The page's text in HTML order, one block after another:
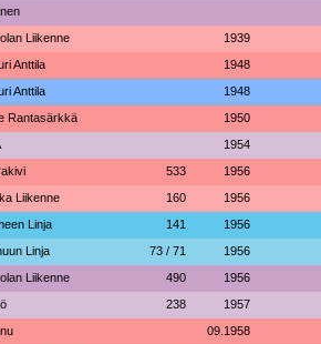
Liikenne 1939
Anttila 1948
Anttila 1948
Rantasärkkä 1950
1954
533 1956
Liikenne 160 1956
Linja 141 1956
Linja 73 / 71 1956
Liikenne 490 1956
238 1957
09.1958